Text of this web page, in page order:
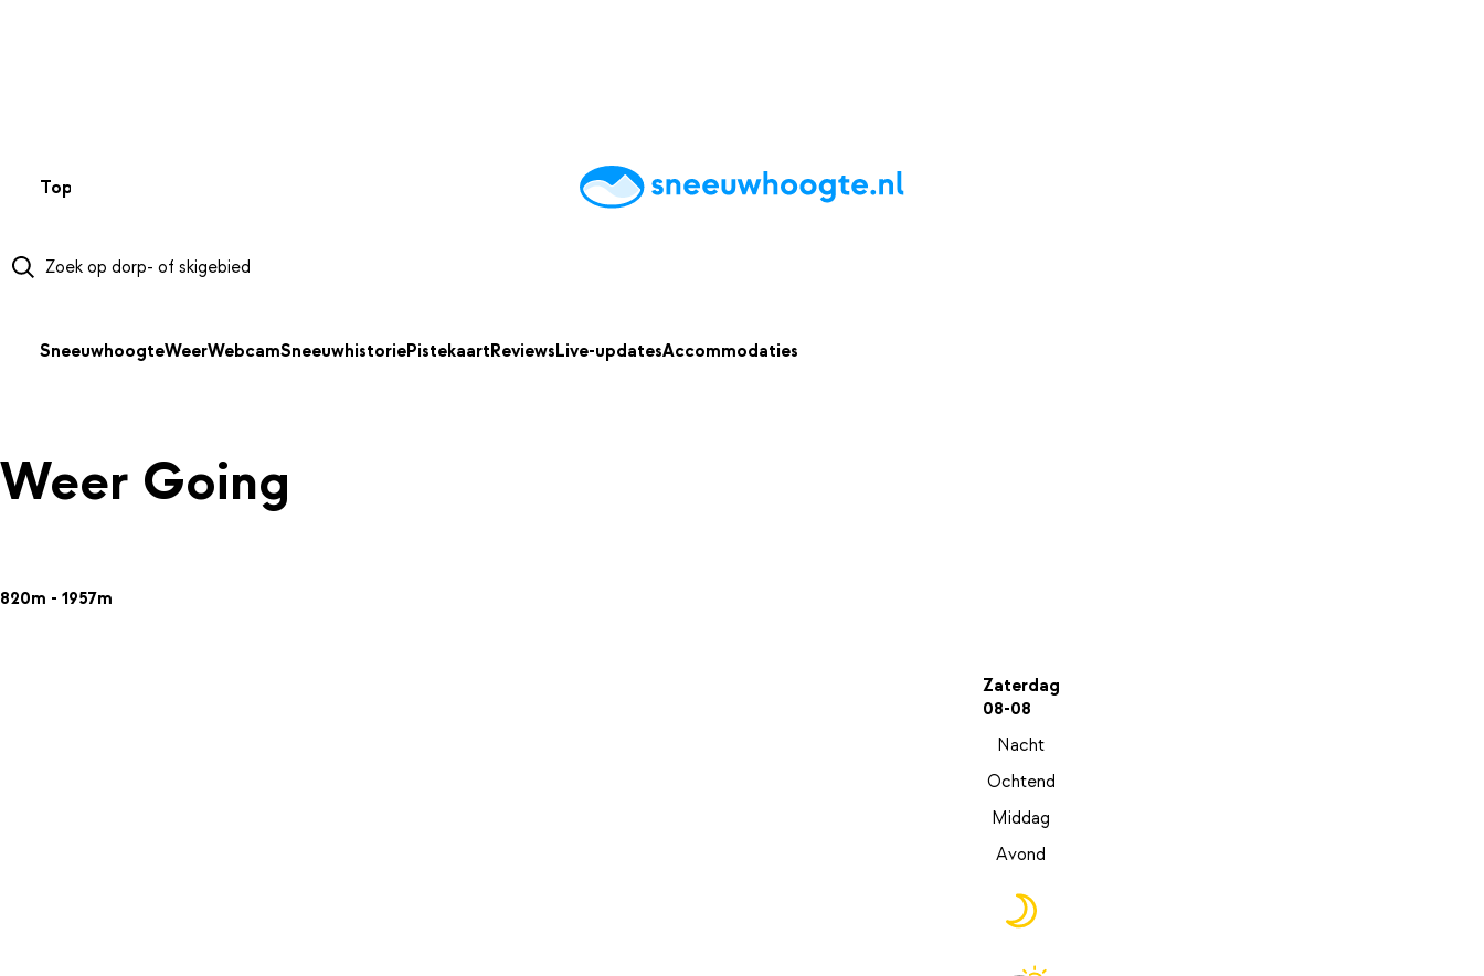
Top 50 AccommodatiesTipsReviewsLive updatesApp
SneeuwhoogteWeerWebcamSneeuwhistoriePistekaartReviewsLive-updatesAccommodaties
Weer Going
820m - 1957m
Zaterdag
08-08
Nacht
Ochtend
Middag
Avond